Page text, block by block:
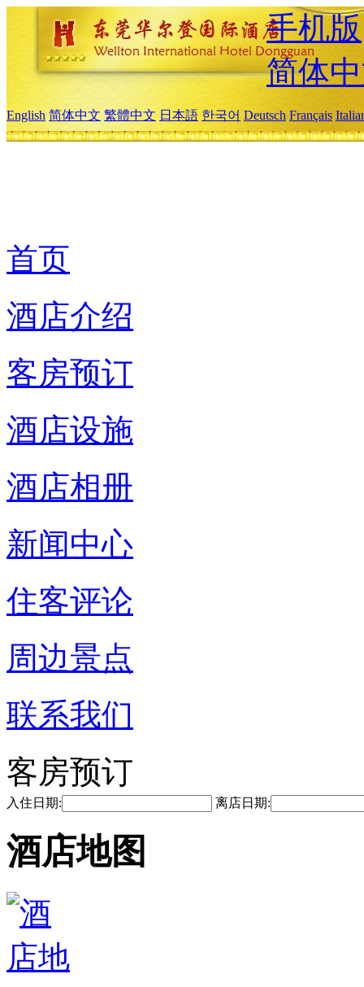
手机版
简体
English 简体中文 繁體中文 日本語 한국어 Deutsch Français
首页
酒店介绍
客房预订
酒店设施
酒店相册
新闻中心
住客评论
周边景点
联系我们
客房预订
入住日期: 离店日期:
酒店地图